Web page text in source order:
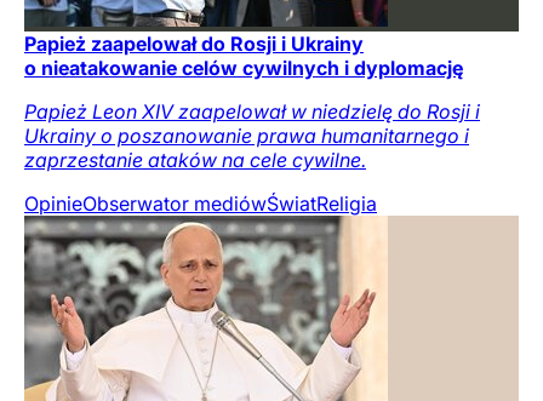
Papież zaapelował do Rosji i Ukrainy
o nieatakowanie celów cywilnych i dyplomację
Papież Leon XIV zaapelował w niedzielę do Rosji i
Ukrainy o poszanowanie prawa humanitarnego i
zaprzestanie ataków na cele cywilne.
OpinieObserwator mediówŚwiatReligia